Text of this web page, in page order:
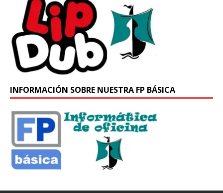
INFORMACIÓN SOBRE NUESTRA FP BÁSICA